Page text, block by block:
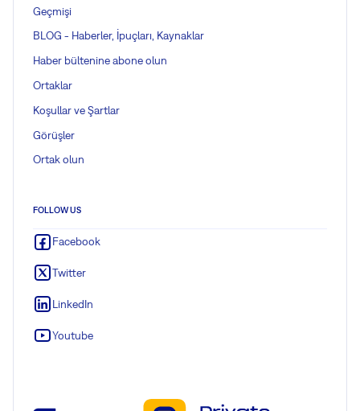
Geçmişi
BLOG - Haberler, İpuçları, Kaynaklar
Haber bültenine abone olun
Ortaklar
Koşullar ve Şartlar
Görüşler
Ortak olun
FOLLOW US
Facebook
Twitter
LinkedIn
Youtube